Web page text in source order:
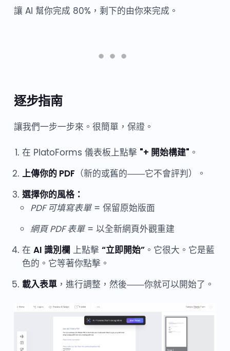
讓 AI 幫你完成 80%，剩下的由你來完成。
逐步指南
讓我們一步一步來。很簡單，保證。
在 PlatoForms 儀表板上點擊 "+ 開始構建" 。
上傳你的 PDF （新的或舊的——它不會評判）。
選擇你的風格：
PDF 可填寫表單= 保留原始版面
網頁 PDF 表單= 以全新網頁外觀重建
在 AI 識別欄 上點擊 “立即開始”。它很大。它是藍
色的。它等著你點擊。
載入表單，進行調整，然後——你就可以開始了。